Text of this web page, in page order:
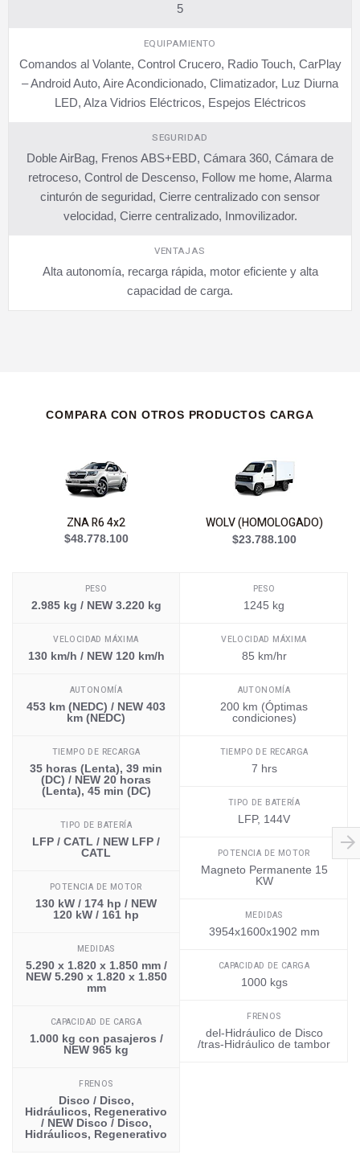
5
EQUIPAMIENTO
Comandos al Volante, Control Crucero, Radio Touch, CarPlay
– Android Auto, Aire Acondicionado, Climatizador, Luz Diurna
LED, Alza Vidrios Eléctricos, Espejos Eléctricos
SEGURIDAD
Doble AirBag, Frenos ABS+EBD, Cámara 360, Cámara de
retroceso, Control de Descenso, Follow me home, Alarma
cinturón de seguridad, Cierre centralizado con sensor
velocidad, Cierre centralizado, Inmovilizador.
VENTAJAS
Alta autonomía, recarga rápida, motor eficiente y alta
capacidad de carga.
COMPARA CON OTROS PRODUCTOS CARGA
ZNA R6 4x2
$48.778.100
PESO
2.985 kg / NEW 3.220 kg
VELOCIDAD MÁXIMA
130 km/h / NEW 120 km/h
AUTONOMÍA
453 km (NEDC) / NEW 403
km (NEDC)
TIEMPO DE RECARGA
35 horas (Lenta), 39 min
(DC) / NEW 20 horas
(Lenta), 45 min (DC)
TIPO DE BATERÍA
LFP / CATL / NEW LFP /
CATL
POTENCIA DE MOTOR
130 kW / 174 hp / NEW
120 kW / 161 hp
MEDIDAS
5.290 x 1.820 x 1.850 mm /
NEW 5.290 x 1.820 x 1.850
mm
CAPACIDAD DE CARGA
1.000 kg con pasajeros /
NEW 965 kg
FRENOS
Disco / Disco,
Hidráulicos, Regenerativo
/ NEW Disco / Disco,
Hidráulicos, Regenerativo
WOLV (HOMOLOGADO)
$23.788.100
PESO
1245 kg
VELOCIDAD MÁXIMA
85 km/hr
AUTONOMÍA
200 km (Óptimas
condiciones)
TIEMPO DE RECARGA
7 hrs
TIPO DE BATERÍA
LFP, 144V
POTENCIA DE MOTOR
Magneto Permanente 15
KW
MEDIDAS
3954x1600x1902 mm
CAPACIDAD DE CARGA
1000 kgs
FRENOS
del-Hidráulico de Disco
/tras-Hidráulico de tambor